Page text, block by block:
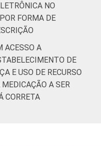
NO
FORMA DE
ACESSO A
DE
E USO DE RECURSO
A SER
CORRETA